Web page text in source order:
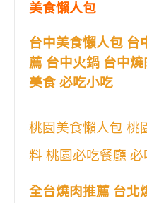
美食懶人包
台中美食懶人包 台
薦 台中火鍋 台中
美食 必吃小吃
桃園美食懶人包 桃
料 桃園必吃餐廳 必
全台燒肉推薦 台北